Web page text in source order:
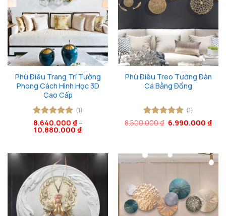
Phù Điêu Trang Trí Tường
Phong Cách Hình Học 3D
Cao Cấp
Được xếp
hạng55
(1)
8.640.000 ₫–
10.880.000 ₫
Phù Điêu Treo Tường Đàn
Cá Bằng Đồng
Được xếp
(1)
8.500.000₫ Giá
6.990.000 ₫Giá